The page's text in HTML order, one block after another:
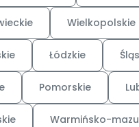
Wielkopolskie
Łódzkie
Pomorskie
Warmińsko-